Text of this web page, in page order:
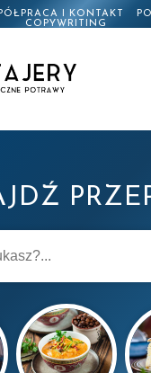
I KONTAKT
COPYWRITING